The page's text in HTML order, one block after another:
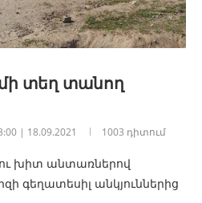
տեղ տանող
| 18.09.2021 1003 դիտում
ու խիտ անտառներով
գեղատեսիլ անկյուններից